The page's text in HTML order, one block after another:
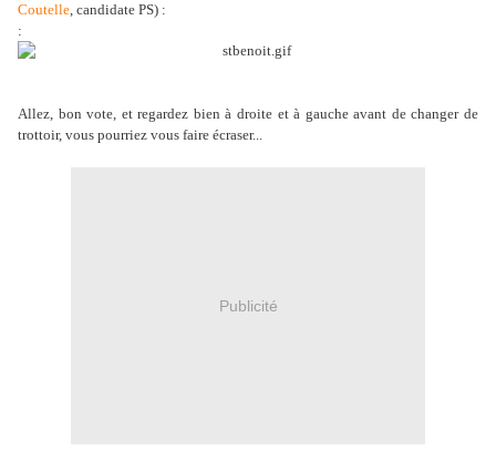
Coutelle, candidate PS) :
:
Allez, bon vote, et regardez bien à droite et à gauche avant de changer de
trottoir, vous pourriez vous faire écraser...
Publicité